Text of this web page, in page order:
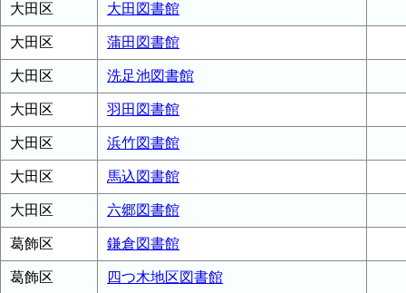
大田区 大田図書館
大田区 蒲田図書館
大田区 洗足池図書館
大田区 羽田図書館
大田区 浜竹図書館
大田区 馬込図書館
大田区 六郷図書館
葛飾区 鎌倉図書館
葛飾区 四つ木地区図書館